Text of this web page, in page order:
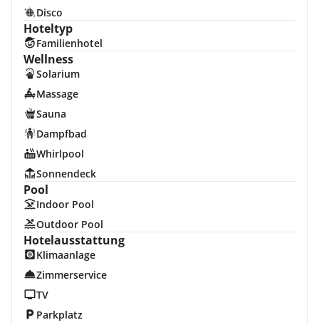
Disco
Hoteltyp
Familienhotel
Wellness
Solarium
Massage
Sauna
Dampfbad
Whirlpool
Sonnendeck
Pool
Indoor Pool
Outdoor Pool
Hotelausstattung
Klimaanlage
Zimmerservice
TV
Parkplatz